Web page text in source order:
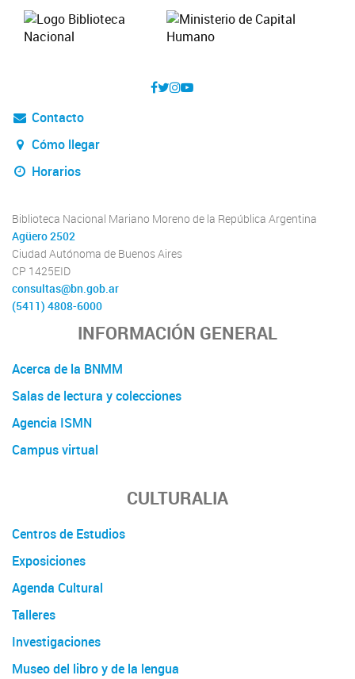
Contacto
Cómo llegar
Horarios
Biblioteca Nacional Mariano Moreno de la República Argentina
Agüero 2502
Ciudad Autónoma de Buenos Aires
CP 1425EID
consultas@bn.gob.ar
(5411) 4808-6000
INFORMACIÓN GENERAL
Acerca de la BNMM
Salas de lectura y colecciones
Agencia ISMN
Campus virtual
CULTURALIA
Centros de Estudios
Exposiciones
Agenda Cultural
Talleres
Investigaciones
Museo del libro y de la lengua